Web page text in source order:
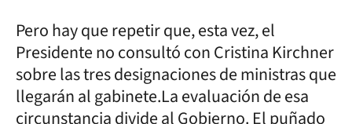
Pero hay que repetir que, esta vez, el
Presidente no consultó con Cristina Kirchner
sobre las tres designaciones de ministras que
llegarán al gabinete.La evaluación de esa
circunstancia divide al Gobierno. El puñado